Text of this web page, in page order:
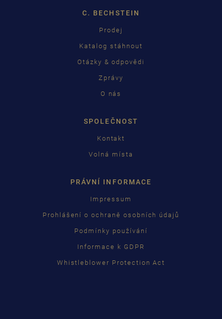
C. BECHSTEIN
Prodej
Katalog stáhnout
Otázky & odpovědi
Zprávy
O nás
SPOLEČNOST
Kontakt
Volná místa
PRÁVNÍ INFORMACE
Impressum
Prohlášení o ochraně osobních údajů
Podmínky používání
Informace k GDPR
Whistleblower Protection Act